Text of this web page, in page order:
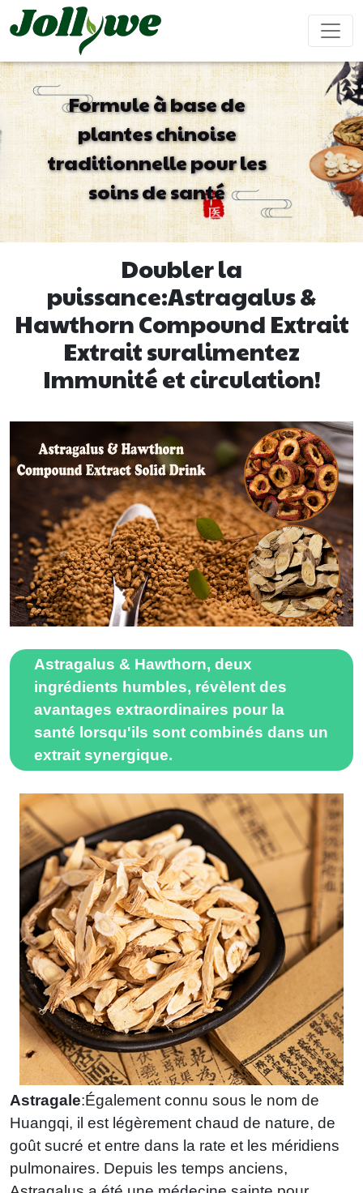
Soulagement
constipation
Supplément
perte de
poids
Complément
beauté
Renforcer
le
système
immunitaire
Ameliorer
ses
sexuel
Maladie
cardiovasculaire
traitement
Aide pour
dormir
Compléments
alimentaires
pour
enfants
Gâteau
ejiao
Comprimés/Pilules Gélules Boisson solide
Formule à base de
plantes chinoise
traditionnelle pour les
soins de santé
Doubler la
puissance:Astragalus &
Hawthorn Compound Extrait
Extrait suralimentez
Immunité et circulation!
Astragalus & Hawthorn, deux
ingrédients humbles, révèlent des
avantages extraordinaires pour la
santé lorsqu'ils sont combinés dans un
extrait synergique.
Astragale:Également connu sous le nom de
Huangqi, il est légèrement chaud de nature, de
goût sucré et entre dans la rate et les méridiens
pulmonaires. Depuis les temps anciens,